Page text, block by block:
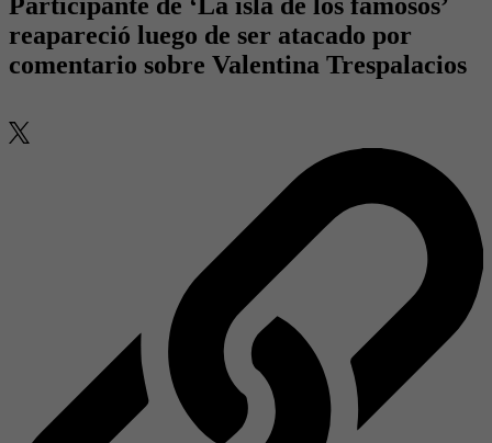
Participante de ‘La isla de los famosos’
reapareció luego de ser atacado por
comentario sobre Valentina Trespalacios